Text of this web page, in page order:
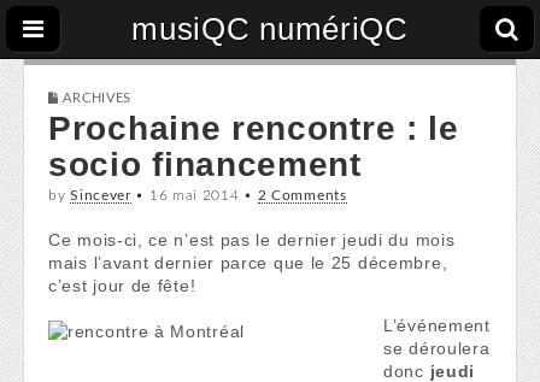
musiQC numériQC
ARCHIVES
Prochaine rencontre : le
socio financement
bySincever• 16 mai 2014 • 2 Comments
Ce mois-ci, ce n’est pas le dernier jeudi du mois
mais l’avant dernier parce que le 25 décembre,
c’est jour de fête!
L’événement
se déroulera
donc jeudi